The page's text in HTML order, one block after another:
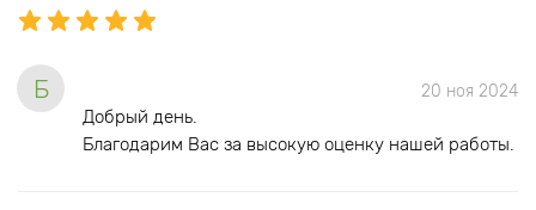
Б 20 ноя 2024
Добрый день.
Благодарим Вас за высокую оценку нашей работы.